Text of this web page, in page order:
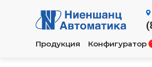
Продукция Конфигуратор